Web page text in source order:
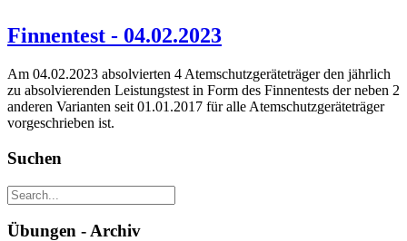
Finnentest - 04.02.2023
Am 04.02.2023 absolvierten 4 Atemschutzgeräteträger den jährlich
zu absolvierenden Leistungstest in Form des Finnentests der neben 2
anderen Varianten seit 01.01.2017 für alle Atemschutzgeräteträger
vorgeschrieben ist.
Suchen
Übungen - Archiv